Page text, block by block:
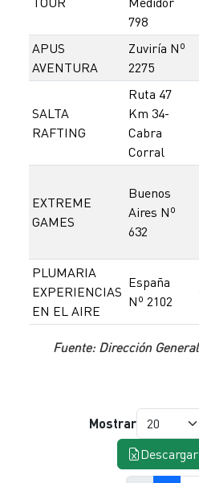
798
APUS
AVENTURA
Zuviría Nº
2275
SALTA
RAFTING
Ruta 47
Km 34-
Cabra
Corral
EXTREME
GAMES
Buenos
Aires Nº
632
PLUMARIA
EXPERIENCIAS
EN EL AIRE
España
Nº 2102
Fuente: Dirección
Mostrar